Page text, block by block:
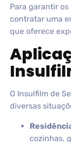
Para garantir
contratar uma
que oferece
O Insulfilm de
diversas
cozinhas,